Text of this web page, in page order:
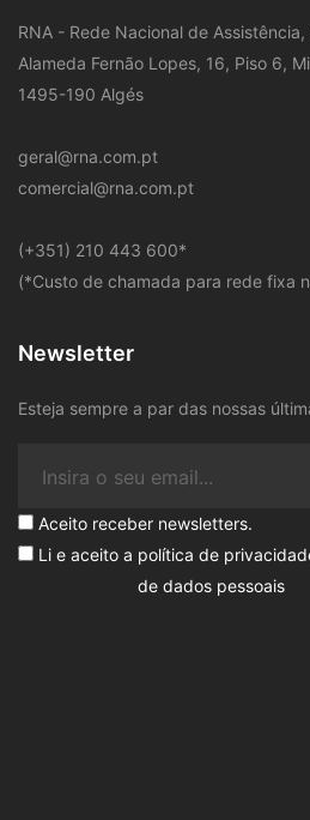
RNA - Rede Nacional de Assistência,
Alameda Fernão Lopes, 16, Piso 6,
1495-190 Algés
geral@rna.com.pt
comercial@rna.com.pt
​(+351) 210 443 600*
(*Custo de chamada para rede fixa
Newsletter
Esteja sempre a par das nossas
Aceito receber newsletters.
Li e aceito a política de
de dados pessoais